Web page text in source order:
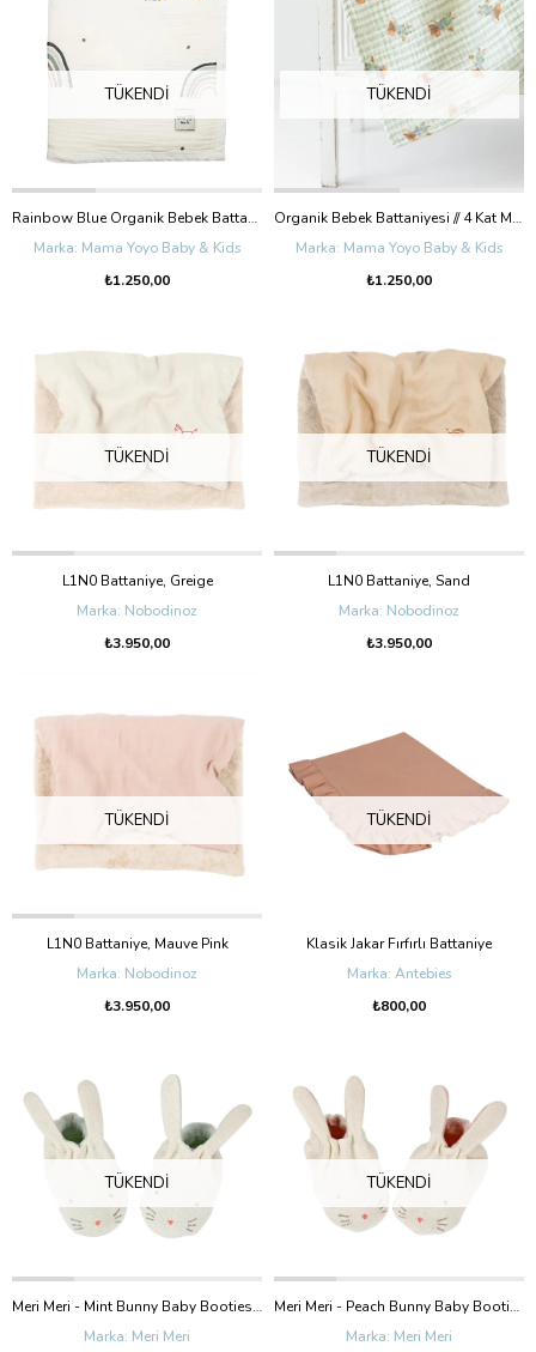
TÜKENDI
Rainbow Blue Organik Bebek Battaniyesi // 4 Kat Müslin (Mavi Gökkuşağı)
Mama Yoyo Baby & Kids
₺1.250,00
TÜKENDI
Organik Bebek Battaniyesi // 4 Kat Müslin - Fare Desenli
Mama Yoyo Baby & Kids
₺1.250,00
TÜKENDI
L1N0 Battaniye, Greige
Nobodinoz
₺3.950,00
TÜKENDI
L1N0 Battaniye, Sand
Nobodinoz
₺3.950,00
TÜKENDI
L1N0 Battaniye, Mauve Pink
Nobodinoz
₺3.950,00
TÜKENDI
Klasik Jakar Fırfırlı Battaniye
Antebies
₺800,00
TÜKENDI
Meri Meri - Mint Bunny Baby Booties - Mint Tavşanlı Bebek Patiği
Meri Meri
TÜKENDI
Meri Meri - Peach Bunny Baby Booties - Şeftali Tavşanlı Bebek Patiği
Meri Meri